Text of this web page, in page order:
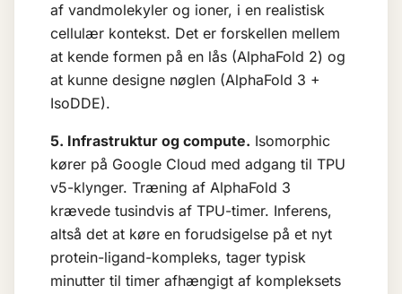
af vandmolekyler og ioner, i en realistisk
cellulær kontekst. Det er forskellen mellem
at kende formen på en lås (AlphaFold 2) og
at kunne designe nøglen (AlphaFold 3 +
IsoDDE).
5. Infrastruktur og compute. Isomorphic
kører på Google Cloud med adgang til TPU
v5-klynger. Træning af AlphaFold 3
krævede tusindvis af TPU-timer. Inferens,
altså det at køre en forudsigelse på et nyt
protein-ligand-kompleks, tager typisk
minutter til timer afhængigt af kompleksets